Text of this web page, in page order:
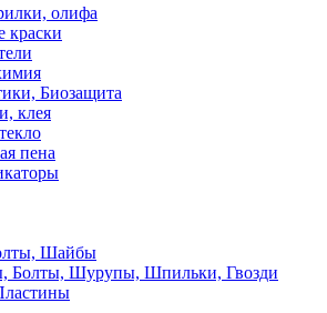
олифа
краски
Биозащита
клея
пена
Шайбы
Болты, Шурупы, Шпильки, Гвозди